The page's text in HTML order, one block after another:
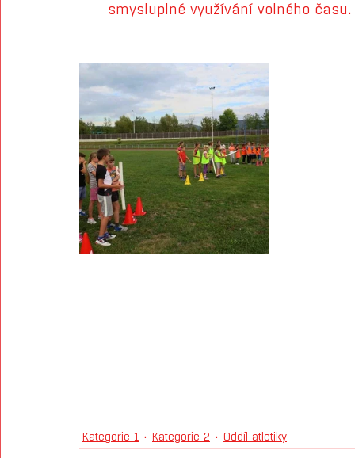
smysluplné využívání volného času.
Kategorie 1 Kategorie 2 Oddíl atletiky